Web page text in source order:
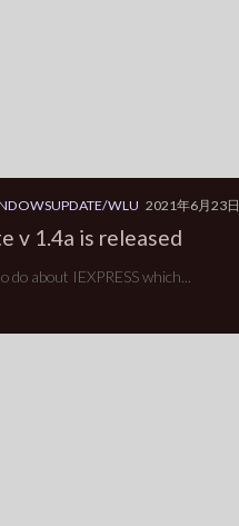
WLU 2021年6月23日
v 1.4a is released
do about IEXPRESS which...